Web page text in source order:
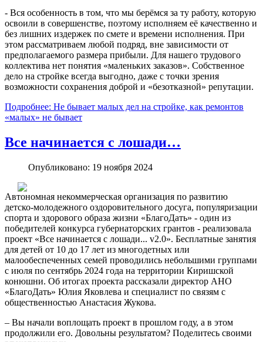
- Вся особенность в том, что мы берёмся за ту работу, которую
освоили в совершенстве, поэтому исполняем её качественно и
без лишних издержек по смете и времени исполнения. При
этом рассматриваем любой подряд, вне зависимости от
предполагаемого размера прибыли. Для нашего трудового
коллектива нет понятия «маленьких заказов». Собственное
дело на стройке всегда выгодно, даже с точки зрения
возможности сохранения доброй и «безотказной» репутации.
Подробнее: Не бывает малых дел на стройке, как ремонтов
«малых» не бывает
Все начинается с лошади…
Опубликовано: 19 ноября 2024
Автономная некоммерческая организация по развитию
детско-молодежного оздоровительного досуга, популяризации
спорта и здорового образа жизни «БлагоДать» - один из
победителей конкурса губернаторских грантов - реализовала
проект «Все начинается с лошади... v2.0». Бесплатные занятия
для детей от 10 до 17 лет из многодетных или
малообеспеченных семей проводились небольшими группами
с июля по сентябрь 2024 года на территории Киришской
конюшни. Об итогах проекта рассказали директор АНО
«БлагоДать» Юлия Яковлева и специалист по связям с
общественностью Анастасия Жукова.
– Вы начали воплощать проект в прошлом году, а в этом
продолжили его. Довольны результатом? Поделитесь своими